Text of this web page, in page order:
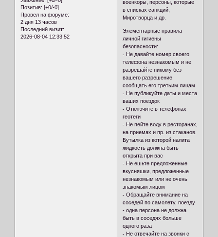
Позитив: [+0/-0]
Провел на форуме:
2 дня 13 часов
Последний визит:
2026-08-04 12:33:52
военкоры, персоны, которые
в списках санкций,
Миротворца и др.
Элементарные правила
личной гигиены
безопасности:
⁃ Не давайте номер своего
телефона незнакомым и не
разрешайте никому без
вашего разрешение
сообщать его третьим лицам
⁃ Не публикуйте даты и места
ваших поездок
⁃ Отключите в телефонах
геотеги
⁃ Не пейте воду в ресторанах,
на приемах и пр. из стаканов.
Бутылка из которой налита
жидкость должна быть
открыта при вас
⁃ Не ешьте предложенные
вкусняшки, предложенные
незнакомым или не очень
знакомым лицом
⁃ Обращайте внимание на
соседей по самолету, поезду
- одна персона не должна
быть в соседях больше
одного раза
⁃ Не отвечайте на звонки с